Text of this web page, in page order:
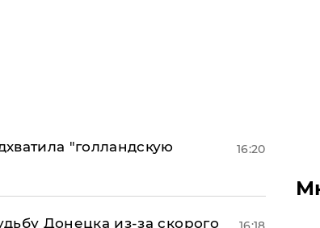
"голландскую
16:20
Донецка из-за скорого